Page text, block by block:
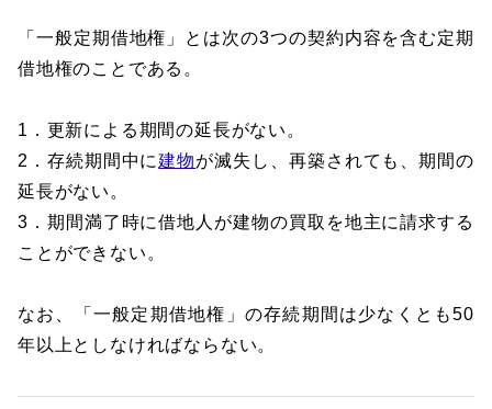
「一般定期借地権」とは次の3つの契約内容を含む定期
借地権のことである。
1．更新による期間の延長がない。
2．存続期間中に建物が滅失し、再築されても、期間の
延長がない。
3．期間満了時に借地人が建物の買取を地主に請求する
ことができない。
なお、「一般定期借地権」の存続期間は少なくとも50
年以上としなければならない。